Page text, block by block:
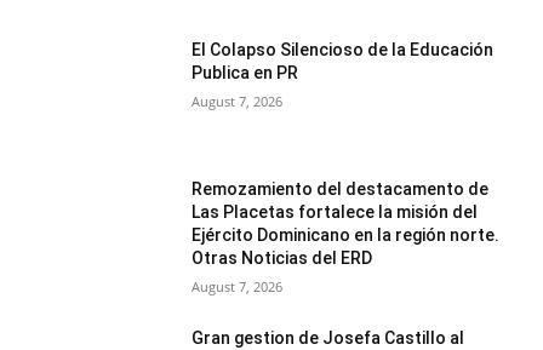
El Colapso Silencioso de la Educación
Publica en PR
August 7, 2026
Remozamiento del destacamento de
Las Placetas fortalece la misión del
Ejército Dominicano en la región norte.
Otras Noticias del ERD
August 7, 2026
Gran gestion de Josefa Castillo al